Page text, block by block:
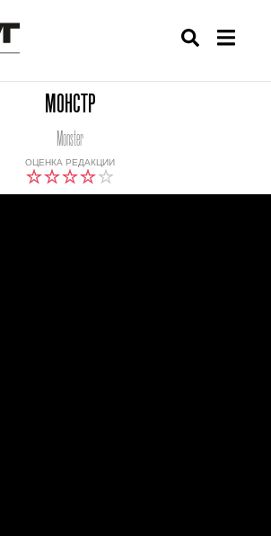
МОНСТР
ОЦЕНКА РЕДАКЦИИ
Monster